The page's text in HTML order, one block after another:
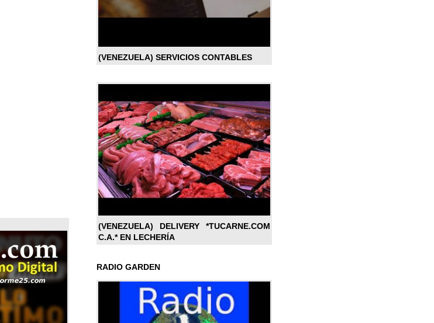
(VENEZUELA) SERVICIOS CONTABLES
(VENEZUELA) DELIVERY *TUCARNE.COM
C.A.* EN LECHERÍA
RADIO GARDEN